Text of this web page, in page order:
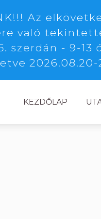
Az
való
szerdán - 9-
KEZDŐLAP